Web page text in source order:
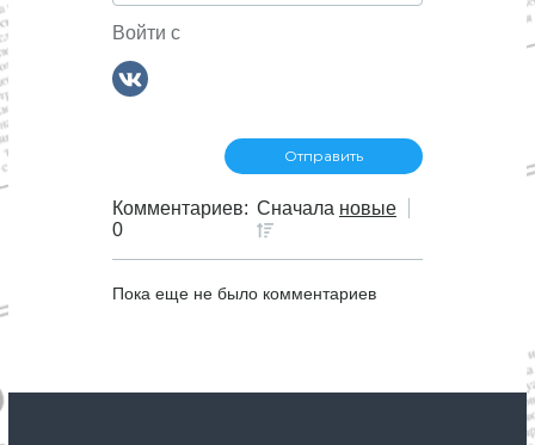
Войти с
Комментариев:
0
Сначала новые
Пока еще не было комментариев